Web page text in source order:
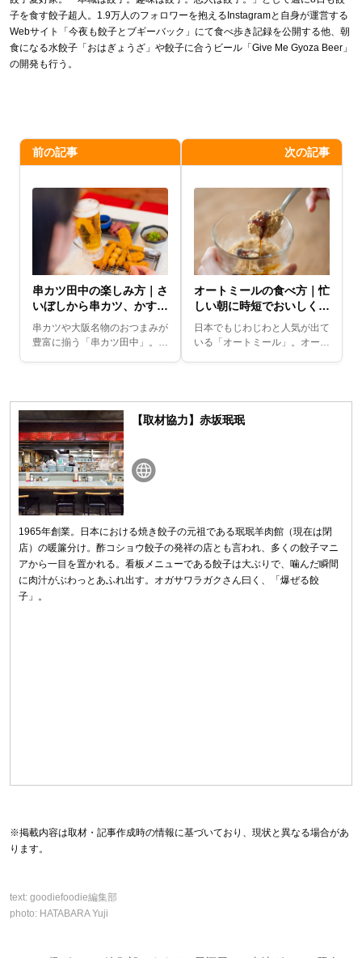
子を食す餃子超人。1.9万人のフォロワーを抱えるInstagramと自身が運営する
Webサイト「今夜も餃子とブギーバック」にて食べ歩き記録を公開する他、朝
食になる水餃子「おはぎょうざ」や餃子に合うビール「Give Me Gyoza Beer」
の開発も行う。
前の記事
串カツ田中の楽しみ方｜さ
いぼしから串カツ、かすう
どんへ！
串カツや大阪名物のおつまみが
豊富に揃う「串カツ田中」。メ
今回は、人気居酒屋「...
次の記事
オートミールの食べ方｜忙
しい朝に時短でおいしくヘ
ルシーに！
日本でもじわじわと人気が出て
いる「オートミール」。オート
す。今回はその中でも...
【取材協力】赤坂珉珉
1965年創業。日本における焼き餃子の元祖である珉珉羊肉館（現在は閉
店）の暖簾分け。酢コショウ餃子の発祥の店とも言われ、多くの餃子マニ
アから一目を置かれる。看板メニューである餃子は大ぶりで、噛んだ瞬間
に肉汁がぶわっとあふれ出す。オガサワラガクさん曰く、「爆ぜる餃
子」。
※掲載内容は取材・記事作成時の情報に基づいており、現状と異なる場合があ
ります。
text: goodiefoodie編集部
photo: HATABARA Yuji